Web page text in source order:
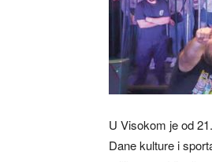
U Visokom je od
Dane kulture i